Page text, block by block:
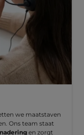
we maatstaven
Ons team staat
en zorgt